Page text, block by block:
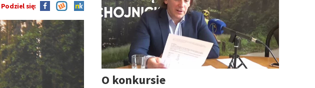
Podziel się:
O konkursie